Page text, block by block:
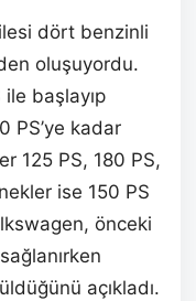
dört benzinli
oluşuyordu.
ile başlayıp
PS’ye kadar
125 PS, 180 PS,
ise 150 PS
önceki
açıkladı.